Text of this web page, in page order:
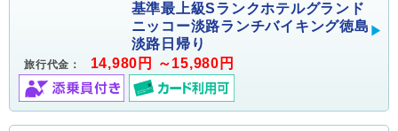
基準最上級Sランクホテルグランド
ニッコー淡路ランチバイキング徳島
淡路日帰り
旅行代金： 14,980円 ～15,980円